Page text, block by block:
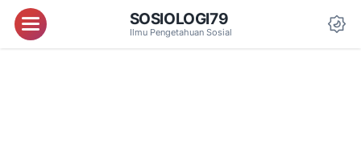
Menu SOSIOLOGI79
Ilmu Pengetahuan Sosial